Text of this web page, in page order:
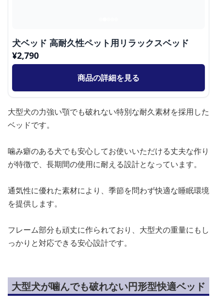
犬ベッド 高耐久性ペット用リラックスベッド
¥2,790
商品の詳細を見る
大型犬の力強い顎でも破れない特別な耐久素材を採用した
ベッドです。
噛み癖のある犬でも安心してお使いいただける丈夫な作り
が特徴で、長期間の使用に耐える設計となっています。
通気性に優れた素材により、季節を問わず快適な睡眠環境
を提供します。
フレーム部分も頑丈に作られており、大型犬の重量にもし
っかりと対応できる安心設計です。
大型犬が噛んでも破れない円形型快適ベッド